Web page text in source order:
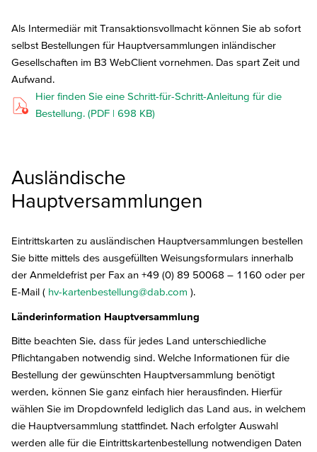
Als Intermediär mit Transaktionsvollmacht können Sie ab sofort
selbst Bestellungen für Hauptversammlungen inländischer
Gesellschaften im B3 WebClient vornehmen. Das spart Zeit und
Aufwand.
Hier finden Sie eine Schritt-für-Schritt-Anleitung für die
Bestellung. (PDF | 698 KB)
Ausländische
Hauptversammlungen
Eintrittskarten zu ausländischen Hauptversammlungen bestellen
Sie bitte mittels des ausgefüllten Weisungsformulars innerhalb
der Anmeldefrist per Fax an +49 (0) 89 50068 – 1160 oder per
E-Mail ( hv-kartenbestellung@dab.com ).
Länderinformation Hauptversammlung
Bitte beachten Sie, dass für jedes Land unterschiedliche
Pflichtangaben notwendig sind. Welche Informationen für die
Bestellung der gewünschten Hauptversammlung benötigt
werden, können Sie ganz einfach hier herausfinden. Hierfür
wählen Sie im Dropdownfeld lediglich das Land aus, in welchem
die Hauptversammlung stattfindet. Nach erfolgter Auswahl
werden alle für die Eintrittskartenbestellung notwendigen Daten